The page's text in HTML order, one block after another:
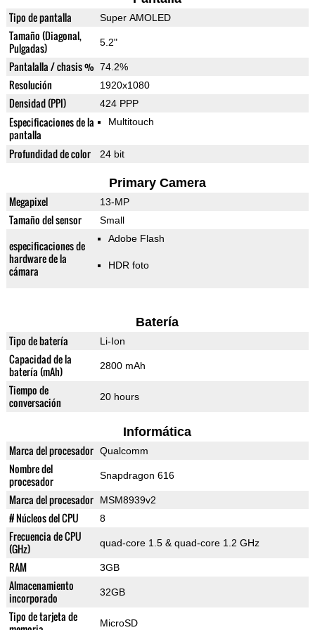
Tipo de pantalla Super AMOLED
Tamaño (Diagonal,
Pulgadas)
5.2"
Pantalalla / chasis % 74.2%
Resolución 1920x1080
Densidad (PPI) 424 PPP
Especificaciones de la
pantalla
Multitouch
Profundidad de color 24 bit
Primary Camera
Megapixel 13-MP
Tamaño del sensor Small
especificaciones de
hardware de la
cámara
Adobe Flash
HDR foto
Batería
Tipo de batería Li-Ion
Capacidad de la
batería (mAh)
2800 mAh
Tiempo de
conversación
20 hours
Informática
Marca del procesador Qualcomm
Nombre del
procesador
Snapdragon 616
Marca del procesador MSM8939v2
# Núcleos del CPU 8
Frecuencia de CPU
(GHz)
quad-core 1.5 & quad-core 1.2 GHz
RAM 3GB
Almacenamiento
incorporado
32GB
Tipo de tarjeta de
MicroSD